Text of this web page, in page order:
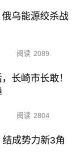
乌能源绞杀战
阅读 2089
长崎市长敢！
阅读 2804
成势力新3角